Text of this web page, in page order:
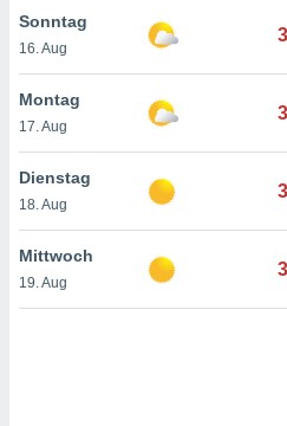
Rand
Sonntag
16. Aug
Montag
17. Aug
Dienstag
18. Aug
Mittwoch
19. Aug